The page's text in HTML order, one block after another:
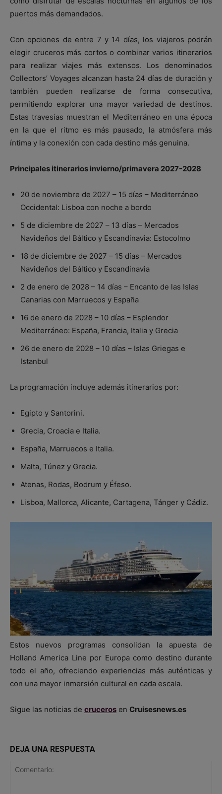
puertos más demandados.
Con opciones de entre 7 y 14 días, los viajeros podrán
elegir cruceros más cortos o combinar varios itinerarios
para realizar viajes más extensos. Los denominados
Collectors’ Voyages alcanzan hasta 24 días de duración y
también pueden realizarse de forma consecutiva,
permitiendo explorar una mayor variedad de destinos.
Estas travesías muestran el Mediterráneo en una época
en la que el ritmo es más pausado, la atmósfera más
íntima y la conexión con cada destino más genuina.
Principales itinerarios invierno/primavera 2027-2028
20 de noviembre de 2027 – 15 días – Mediterráneo
Occidental: Lisboa con noche a bordo
5 de diciembre de 2027 – 13 días – Mercados
Navideños del Báltico y Escandinavia: Estocolmo
18 de diciembre de 2027 – 15 días – Mercados
Navideños del Báltico y Escandinavia
2 de enero de 2028 – 14 días – Encanto de las Islas
Canarias con Marruecos y España
16 de enero de 2028 – 10 días – Esplendor
Mediterráneo: España, Francia, Italia y Grecia
26 de enero de 2028 – 10 días – Islas Griegas e
Istanbul
La programación incluye además itinerarios por:
Egipto y Santorini.
Grecia, Croacia e Italia.
España, Marruecos e Italia.
Malta, Túnez y Grecia.
Atenas, Rodas, Bodrum y Éfeso.
Lisboa, Mallorca, Alicante, Cartagena, Tánger y Cádiz.
Estos nuevos programas consolidan la apuesta de
Holland America Line por Europa como destino durante
todo el año, ofreciendo experiencias más auténticas y
con una mayor inmersión cultural en cada escala.
Sigue las noticias de cruceros en Cruisesnews.es
DEJA UNA RESPUESTA